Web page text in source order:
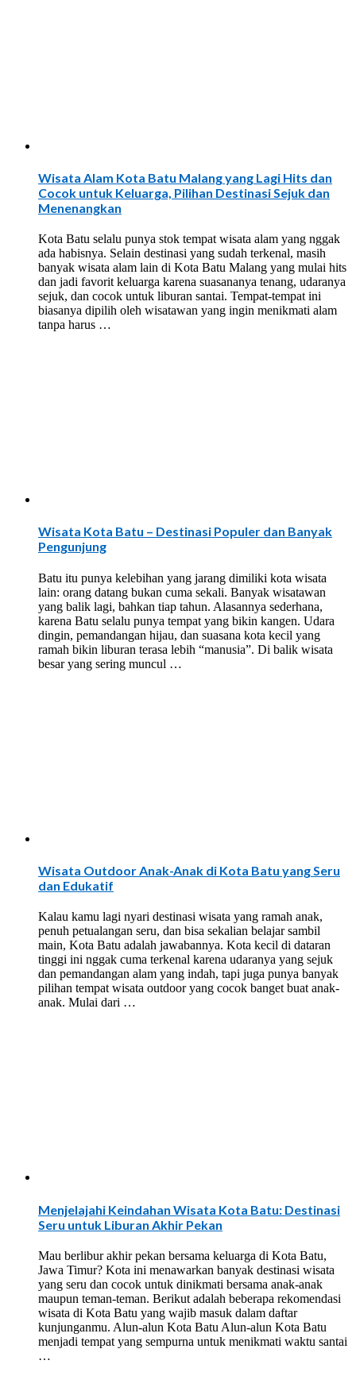
Wisata Alam Kota Batu Malang yang Lagi Hits dan
Cocok untuk Keluarga, Pilihan Destinasi Sejuk dan
Menenangkan
Kota Batu selalu punya stok tempat wisata alam yang nggak
ada habisnya. Selain destinasi yang sudah terkenal, masih
banyak wisata alam lain di Kota Batu Malang yang mulai hits
dan jadi favorit keluarga karena suasananya tenang, udaranya
sejuk, dan cocok untuk liburan santai. Tempat-tempat ini
biasanya dipilih oleh wisatawan yang ingin menikmati alam
tanpa harus …
Wisata Kota Batu – Destinasi Populer dan Banyak
Pengunjung
Batu itu punya kelebihan yang jarang dimiliki kota wisata
lain: orang datang bukan cuma sekali. Banyak wisatawan
yang balik lagi, bahkan tiap tahun. Alasannya sederhana,
karena Batu selalu punya tempat yang bikin kangen. Udara
dingin, pemandangan hijau, dan suasana kota kecil yang
ramah bikin liburan terasa lebih “manusia”. Di balik wisata
besar yang sering muncul …
Wisata Outdoor Anak-Anak di Kota Batu yang Seru
dan Edukatif
Kalau kamu lagi nyari destinasi wisata yang ramah anak,
penuh petualangan seru, dan bisa sekalian belajar sambil
main, Kota Batu adalah jawabannya. Kota kecil di dataran
tinggi ini nggak cuma terkenal karena udaranya yang sejuk
dan pemandangan alam yang indah, tapi juga punya banyak
pilihan tempat wisata outdoor yang cocok banget buat anak-
anak. Mulai dari …
Menjelajahi Keindahan Wisata Kota Batu: Destinasi
Seru untuk Liburan Akhir Pekan
Mau berlibur akhir pekan bersama keluarga di Kota Batu,
Jawa Timur? Kota ini menawarkan banyak destinasi wisata
yang seru dan cocok untuk dinikmati bersama anak-anak
maupun teman-teman. Berikut adalah beberapa rekomendasi
wisata di Kota Batu yang wajib masuk dalam daftar
kunjunganmu. Alun-alun Kota Batu Alun-alun Kota Batu
menjadi tempat yang sempurna untuk menikmati waktu santai
…